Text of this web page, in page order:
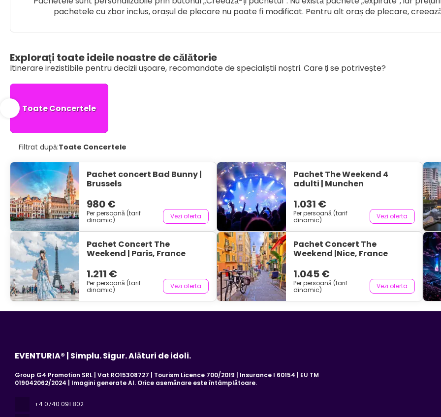
pachetele cu zbor inclus, orașul de plecare nu poate fi modificat. Pentru alt oraș de plecare,
Explorați toate ideile noastre de călătorie
Itinerare irezistibile pentru decizii ușoare, recomandate de specialiștii noștri. Care ți se potrivește?
Toate Concertele
Filtrat după:Toate Concertele
Pachet concert Bad Bunny |
Brussels
980 €
Per persoană (tarif
dinamic)
Vezi oferta
Pachet The Weekend 4
adulti | Munchen
1.031 €
Per persoană (tarif
dinamic)
Vezi oferta
Pachet Concert The
Weekend | Paris, France
1.211 €
Per persoană (tarif
dinamic)
Vezi oferta
Pachet Concert The
Weekend |Nice, France
1.045 €
Per persoană (tarif
dinamic)
Vezi oferta
EVENTURIA® | Simplu. Sigur. Alături de idoli.
Group G4 Promotion SRL | Vat RO15308727 | Tourism Licence 700/2019 | Insurance I 60154 | EU TM
019042062/2024 | Imagini generate AI. Orice asemănare este întâmplătoare.
+4 0740 091 802